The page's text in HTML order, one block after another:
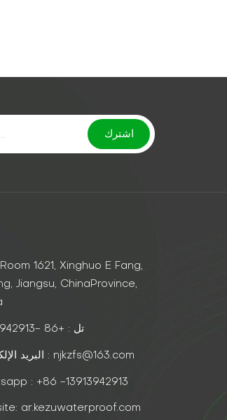
Jiangsu, ChinaProvince,
تل : +86 -13913942913
البريد الإلكتروني : njkzfs@163.com
: +86 -13913942913
ar.kezuwaterproof.com